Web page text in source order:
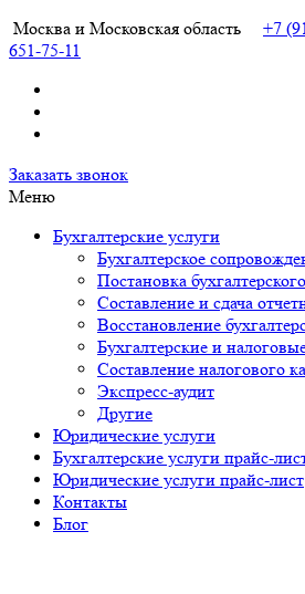
Москва и Московская область +7
651-75-11
Частный бухгалтер и юрист в Москве
Услуги частного бухгалтера и юриста
Заказать звонок
Меню
Бухгалтерские услуги
Бухгалтерское
Постановка
Составление и сдача
Восстановление
Бухгалтерские и
Составление налогового
Экспресс-аудит
Другие
Юридические услуги
Бухгалтерские услуги прайс-
Юридические услуги прайс-лист
Контакты
Блог